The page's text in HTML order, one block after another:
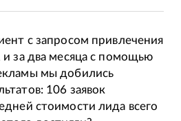
с запросом привлечения
и за два месяца с помощью
мы добились
106 заявок
стоимости лида всего